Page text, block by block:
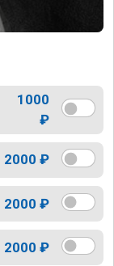
1000
₽
2000 ₽
2000 ₽
2000 ₽